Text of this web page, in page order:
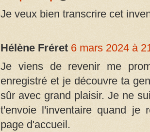
Je veux bien transcrire cet
Hélène Fréret 6 mars 2024 à
Je viens de revenir me
enregistré et je découvre ta
sûr avec grand plaisir. Je ne
t'envoie l'inventaire quand je
page d'accueil.